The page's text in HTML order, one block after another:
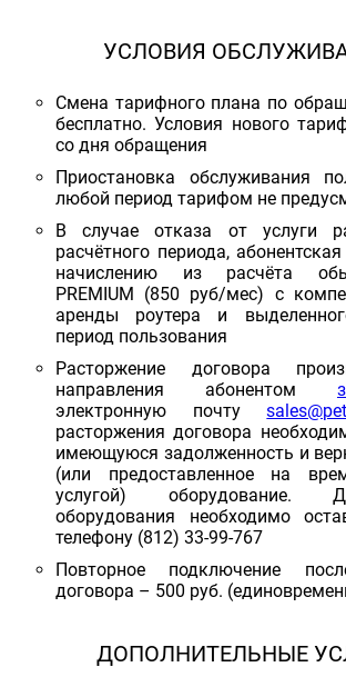
УСЛОВИЯ
Смена тарифного плана по
бесплатно. Условия нового
со дня обращения
Приостановка обслуживания
любой период тарифом не
В случае отказа от услуги
расчётного периода,
начислению из расчёта
PREMIUM (850 руб/мес) с
аренды роутера и
период пользования
Расторжение договора
направления абонентом
электронную почту
расторжения договора
имеющуюся задолженность и
(или предоставленное на
услугой) оборудование.
оборудования необходимо
телефону (812) 33-99-767
Повторное подключение
договора – 500 руб.
ДОПОЛНИТЕЛЬНЫЕ